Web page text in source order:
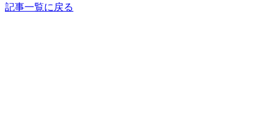
記事一覧に戻る